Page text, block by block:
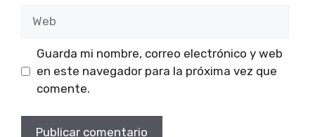
Guarda mi nombre, correo electrónico y web
en este navegador para la próxima vez que
comente.